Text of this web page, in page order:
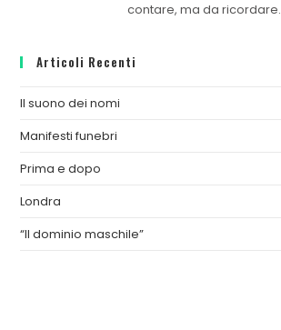
contare, ma da ricordare.
Articoli Recenti
Il suono dei nomi
Manifesti funebri
Prima e dopo
Londra
“Il dominio maschile”